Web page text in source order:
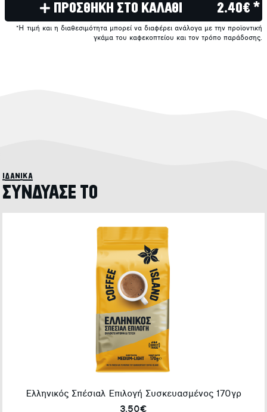
ΠΡΟΣΘΗΚΗ ΣΤΟ ΚΑΛΑΘΙ 2.40€ *
*Η τιμή και η διαθεσιμότητα μπορεί να διαφέρει ανάλογα με την προϊοντική
γκάμα του καφεκοπτείου και τον τρόπο παράδοσης.
ιδανικά
ΣΥΝΔΥΑΣΕ ΤΟ
Ελληνικός Σπέσιαλ Επιλογή Συσκευασμένος 170γρ
3.50€